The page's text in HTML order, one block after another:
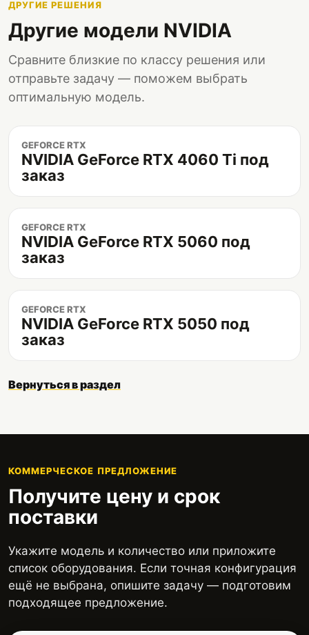
ДРУГИЕ РЕШЕНИЯ
Другие модели NVIDIA
Сравните близкие по классу решения или
отправьте задачу — поможем выбрать
оптимальную модель.
GEFORCE RTX
NVIDIA GeForce RTX 4060 Ti под
заказ
GEFORCE RTX
NVIDIA GeForce RTX 5060 под
заказ
GEFORCE RTX
NVIDIA GeForce RTX 5050 под
заказ
Вернуться в раздел
КОММЕРЧЕСКОЕ ПРЕДЛОЖЕНИЕ
Получите цену и срок
поставки
Укажите модель и количество или приложите
список оборудования. Если точная конфигурация
ещё не выбрана, опишите задачу — подготовим
подходящее предложение.